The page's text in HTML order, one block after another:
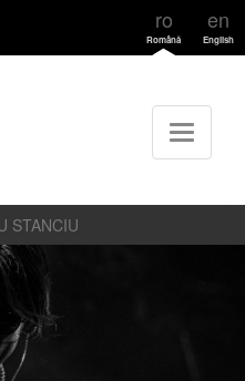
ro
Română
en
English
STANCIU